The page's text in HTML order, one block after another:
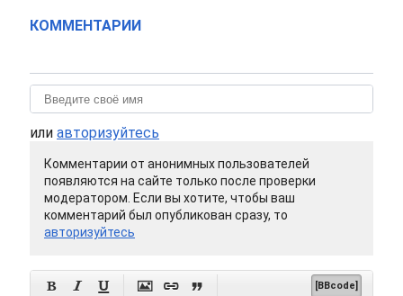
КОММЕНТАРИИ
или авторизуйтесь
Комментарии от анонимных пользователей
появляются на сайте только после проверки
модератором. Если вы хотите, чтобы ваш
комментарий был опубликован сразу, то
авторизуйтесь
      [BBcode]